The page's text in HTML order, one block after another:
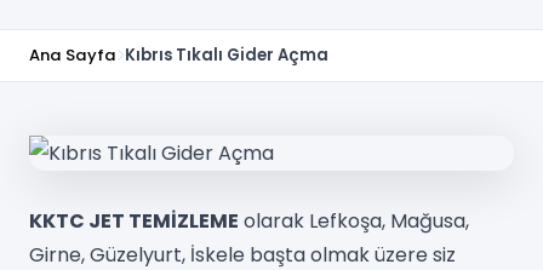
Ana Sayfa Kıbrıs Tıkalı Gider Açma
KKTC JET TEMİZLEME olarak Lefkoşa, Mağusa,
Girne, Güzelyurt, İskele başta olmak üzere siz